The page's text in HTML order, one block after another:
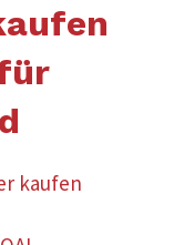
kaufen